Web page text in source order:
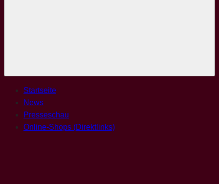
Startseite
News
Presseschau
Online-Shops (Direktlinks)